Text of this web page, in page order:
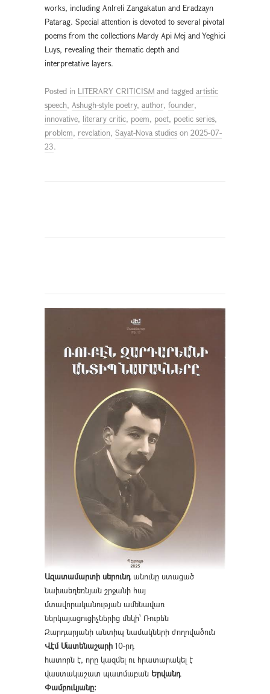
works, including Anlreli Zangakatun and Eradzayn
Patarag. Special attention is devoted to several pivotal
poems from the collections Mardy Api Mej and Yeghici
Luys, revealing their thematic depth and
interpretative layers.
Posted in LITERARY CRITICISM and tagged artistic
speech, Ashugh-style poetry, author, founder,
innovative, literary critic, poem, poet, poetic series,
problem, revelation, Sayat-Nova studies on 2025-07-
23.
Ազատամարտի սերունդանունը ստացած
նախաեղեռնյան շրջանի հայ
մտավորականության ամենավառ
ներկայացուցիչներից մեկի՝ Ռուբեն
Զարդարյանի անտիպ նամակների ժողովածուն
Վէմ Մատենաշարի 10-րդ
հատորն է, որը կազմել ու հրատարակել է
վաստակաշատ պատմաբան Երվանդ
Փամբուկյանը։